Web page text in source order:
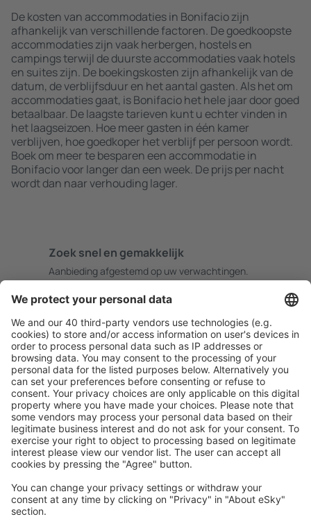
De kosten van accommodaties in Bonifacio zijn
afhankelijk van verschillende factoren. De goedkoopste
accommodaties zijn vaak herbergen, hostels en
campings terwijl de duurste accommodaties vaak hotels
en suites zijn. De boekingskosten zijn afhankelijk van de
datum, de verblijfsduur en het aantal gasten. Als het om
accommodaties gaat, is Bonifacio het hele jaar door goed
betaalbaar. De laagste tarieven kunt u echter vinden in
het laagseizoen. Hoe meer gasten in één kamer
verblijven, hoe goedkoper het verblijf per persoon wordt.
Boek om meer te besparen een accommodatie in
Bonifacio voor langer dan een week. De prijs per nacht
wordt dan naar verhouding lager.
Zoek snel en gemakkelijk
Aanbieding afgestemd op uw verwachtingen.
Zorgeloos boeken met gratiss annuleringsopties.
Bespaar meer
Reisaanbiedingen en speciale aanbiedingen voor
geregistreerde gebruikers.
Accommodaties die u bevallen
Kies uit meer dan 1,3 miljoen accommodaties: hotels,
jeugdherbergen, appartementen en meer.